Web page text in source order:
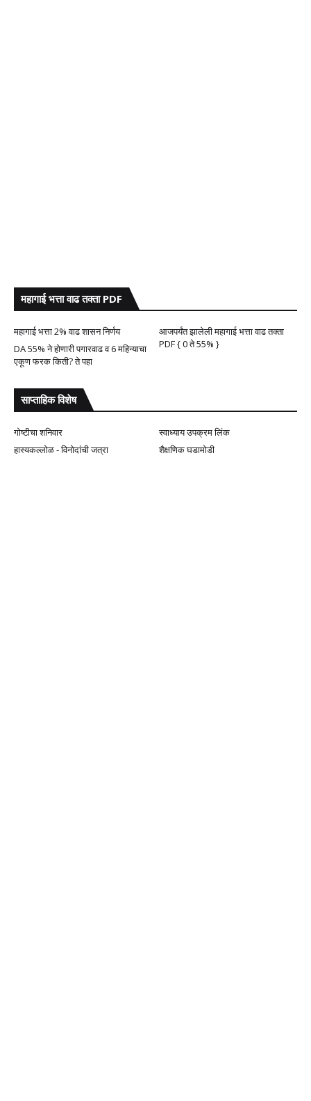
महागाई भत्ता वाढ तक्ता PDF
महागाई भत्ता 2% वाढ शासन निर्णय
आजपर्यंत झालेली महागाई भत्ता वाढ तक्ता
PDF { 0 ते 55% }
DA 55% ने होणारी पगारवाढ व 6 महिन्याचा
एकूण फरक किती? ते पहा
साप्ताहिक विशेष
गोष्टीचा शनिवार
स्वाध्याय उपक्रम लिंक
हास्यकल्लोळ - विनोदांची जत्रा
शैक्षणिक घडामोडी